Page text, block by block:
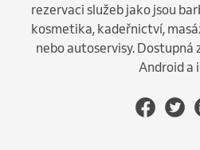
rezervaci služeb jako jsou
kosmetika, kadeřnictví,
nebo autoservisy.
Android a